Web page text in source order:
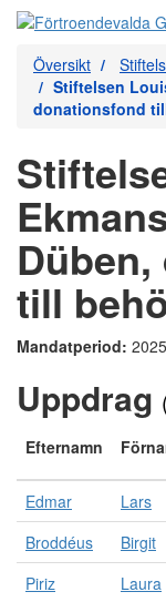
Översikt
Stiftelsen
donationsfond
till
Mandatperiod:
Uppdrag
Efternamn
Edmar Lars
Broddéus
Birgit
Piriz
Laura